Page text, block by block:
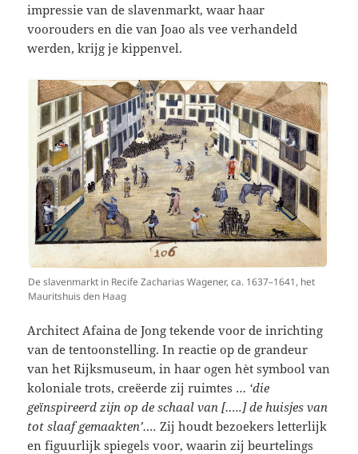
impressie van de slavenmarkt, waar haar
voorouders en die van Joao als vee verhandeld
werden, krijg je kippenvel.
De slavenmarkt in Recife Zacharias Wagener, ca. 1637–1641, het
Mauritshuis den Haag
Architect Afaina de Jong tekende voor de inrichting
van de tentoonstelling. In reactie op de grandeur
van het Rijksmuseum, in haar ogen hèt symbool van
koloniale trots, creëerde zij ruimtes … ‘die
geïnspireerd zijn op de schaal van […..] de huisjes van
tot slaaf gemaakten’….Zij houdt bezoekers letterlijk
en figuurlijk spiegels voor, waarin zij beurtelings